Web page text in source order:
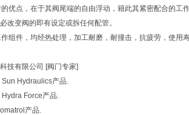
优点，在于其阀尾端的自由浮动，籍此其紧密配合的
改变阀的即有设定或拆任何配管。
组件，均经热处理，加工耐磨，耐撞击，抗疲劳，使用寿
技有限公司 [阀门专家]
Hydraulics产品.
Force产品.
产品.